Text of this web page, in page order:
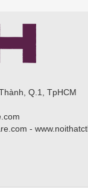
Q.1, TpHCM
-